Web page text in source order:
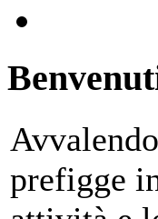
prefigge